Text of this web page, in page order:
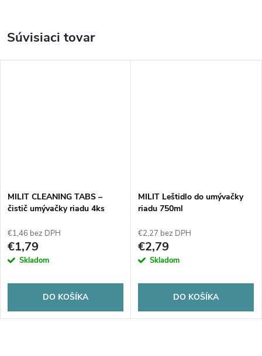
Súvisiaci tovar
MILIT CLEANING TABS –
čistič umývačky riadu 4ks
€1,46 bez DPH
€1,79
Skladom
DO KOŠÍKA
MILIT Leštidlo do umývačky
riadu 750ml
€2,27 bez DPH
€2,79
Skladom
DO KOŠÍKA